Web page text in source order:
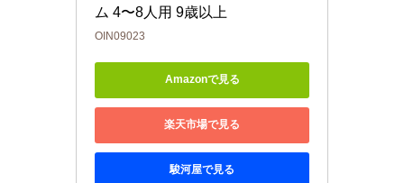
ム 4〜8人用 9歳以上
OIN09023
Amazonで見る
楽天市場で見る
駿河屋で見る